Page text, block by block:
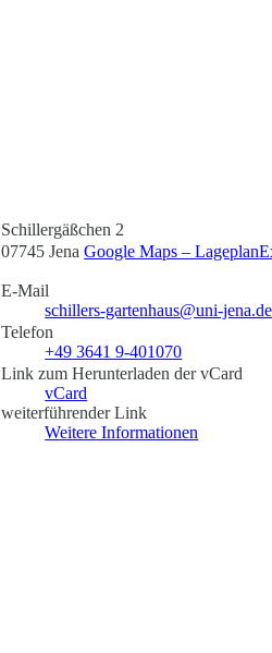
Schillergäßchen 2
07745 JenaGoogle Maps – Lageplan
E-Mail
schillers-gartenhaus@uni-jena.de
Telefon
+49 3641 9-401070
Link zum Herunterladen der vCard
vCard
weiterführender Link
Weitere Informationen